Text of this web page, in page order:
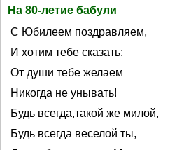
На 80-летие бабули
С Юбилеем поздравляем,
И хотим тебе сказать:
От души тебе желаем
Никогда не унывать!
Будь всегда,такой же милой,
Будь всегда веселой ты,